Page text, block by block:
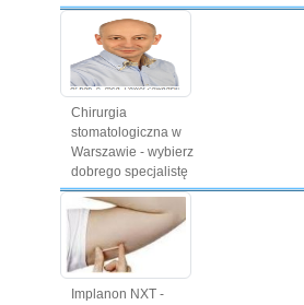
Chirurgia
stomatologiczna w
Warszawie - wybierz
dobrego specjalistę
Implanon NXT -